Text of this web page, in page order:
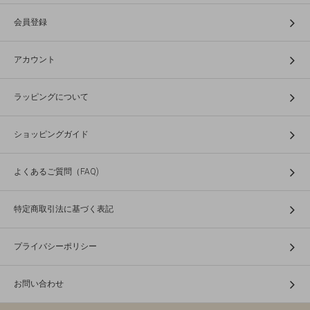
会員登録
アカウント
ラッピングについて
ショッピングガイド
よくあるご質問（FAQ)
特定商取引法に基づく表記
プライバシーポリシー
お問い合わせ